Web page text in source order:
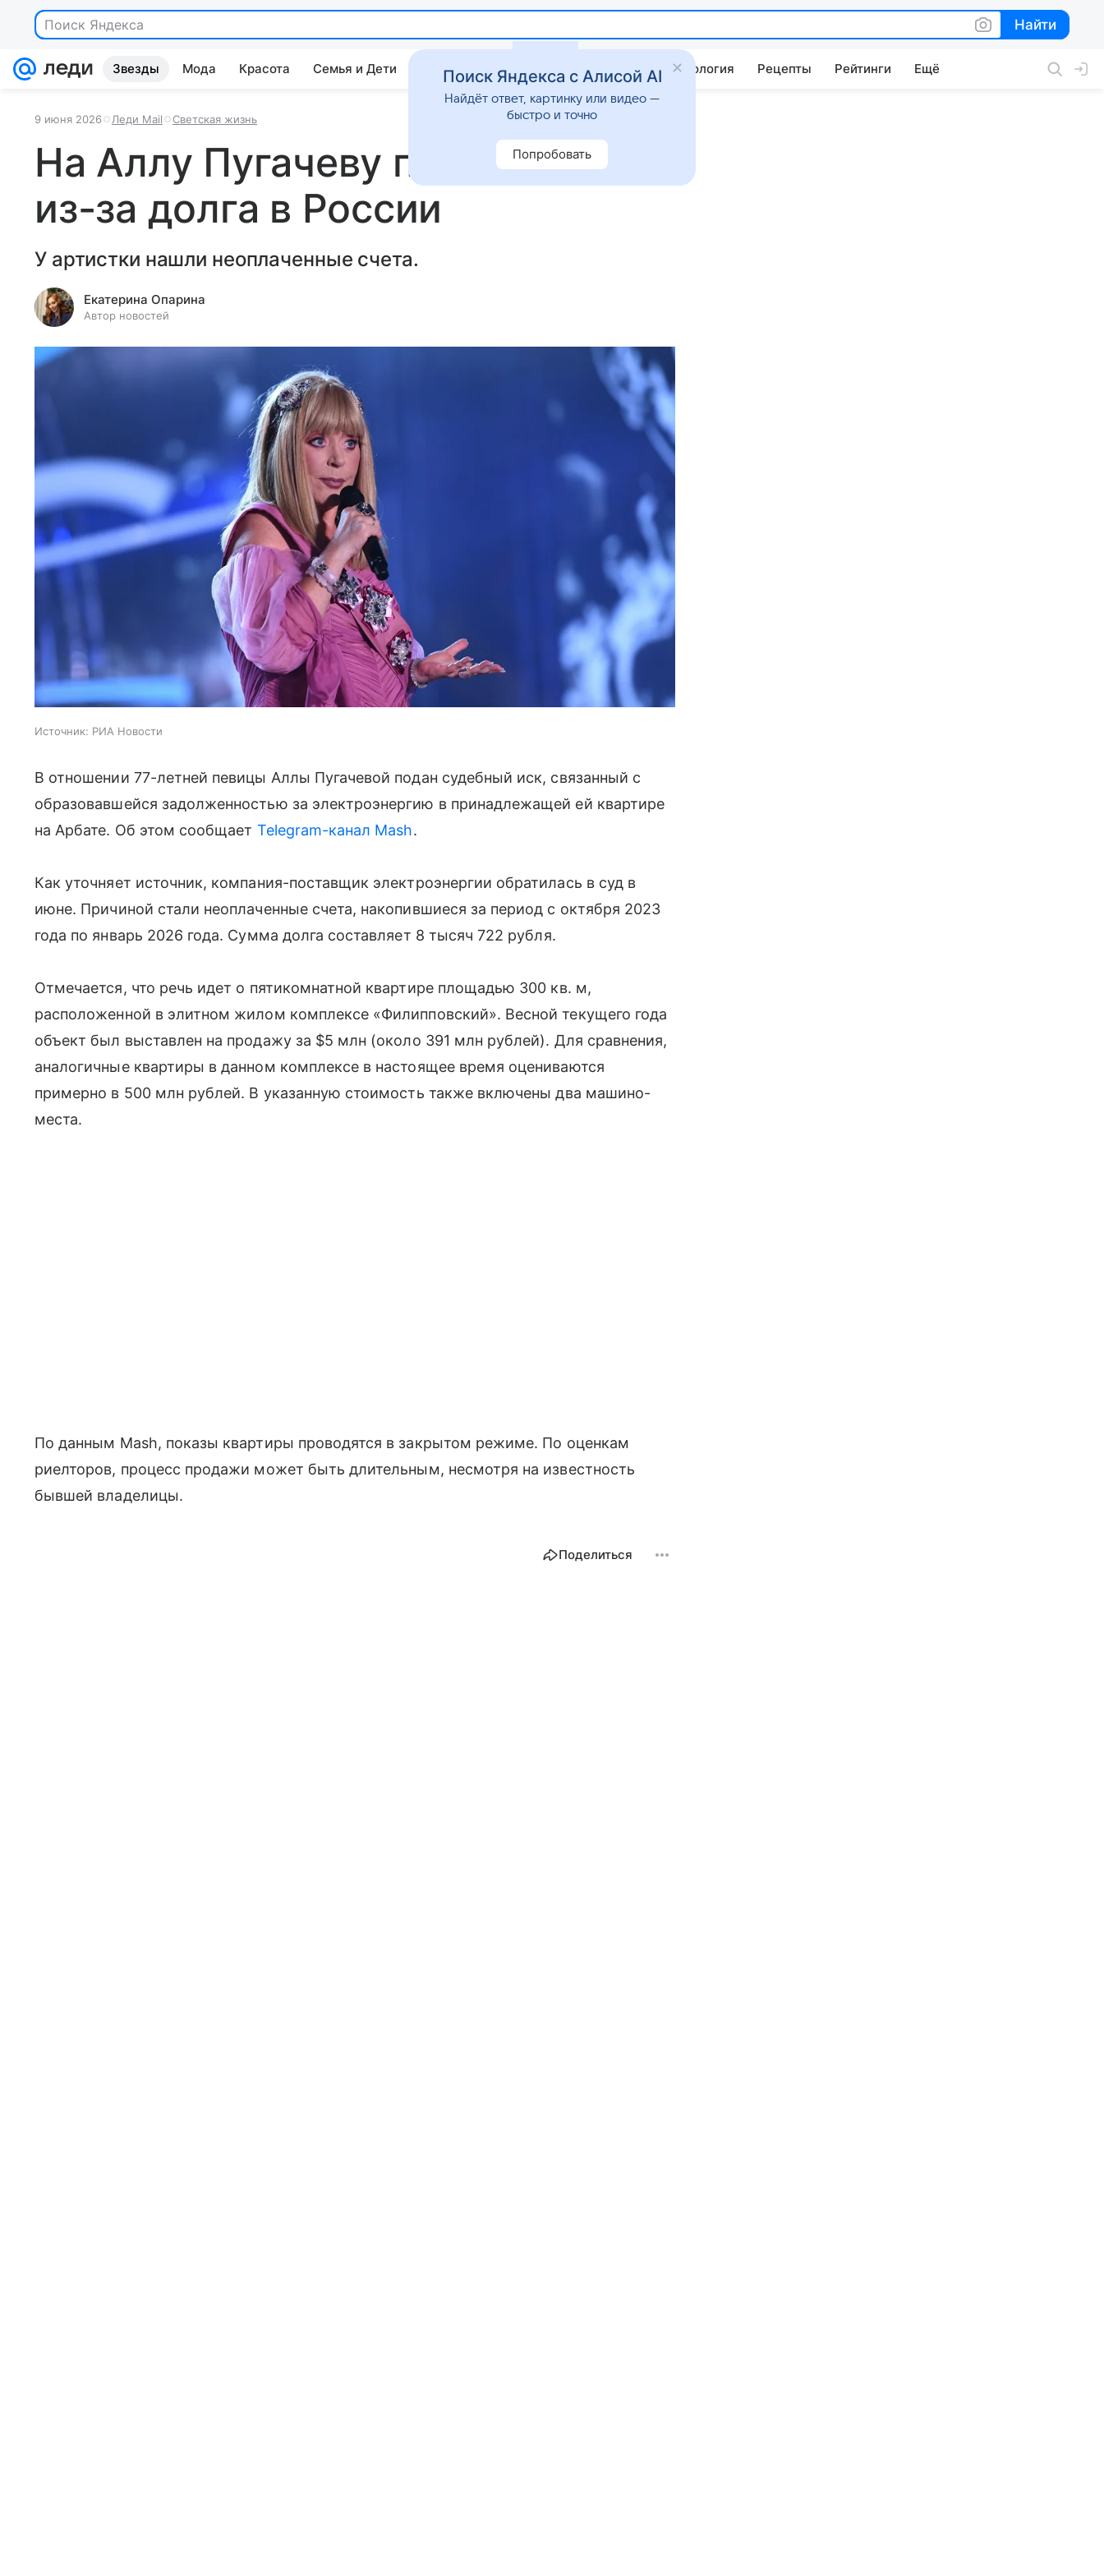
Поиск Яндекса Найти
Найти
Звезды Мода Красота Семья и Дети Дом Гороскопы Стиль жизни Психология Рецепты Рейтинги Ещё
9 июня 2026 Леди Mail Светская жизнь
На Аллу Пугачеву подали в суд
из-за долга в России
У артистки нашли неоплаченные счета.
Екатерина Опарина
Автор новостей
Источник: РИА Новости
В отношении 77-летней певицы Аллы Пугачевой подан судебный иск, связанный с
образовавшейся задолженностью за электроэнергию в принадлежащей ей квартире
на Арбате. Об этом сообщает Telegram-канал Mash.
Как уточняет источник, компания-поставщик электроэнергии обратилась в суд в
июне. Причиной стали неоплаченные счета, накопившиеся за период с октября 2023
года по январь 2026 года. Сумма долга составляет 8 тысяч 722 рубля.
Отмечается, что речь идет о пятикомнатной квартире площадью 300 кв. м,
расположенной в элитном жилом комплексе «Филипповский». Весной текущего года
объект был выставлен на продажу за $5 млн (около 391 млн рублей). Для сравнения,
аналогичные квартиры в данном комплексе в настоящее время оцениваются
примерно в 500 млн рублей. В указанную стоимость также включены два машино-
места.
По данным Mash, показы квартиры проводятся в закрытом режиме. По оценкам
риелторов, процесс продажи может быть длительным, несмотря на известность
бывшей владелицы.
Поделиться
Поиск Яндекса с Алисой AI
Найдёт ответ, картинку или видео —
быстро и точно
Попробовать